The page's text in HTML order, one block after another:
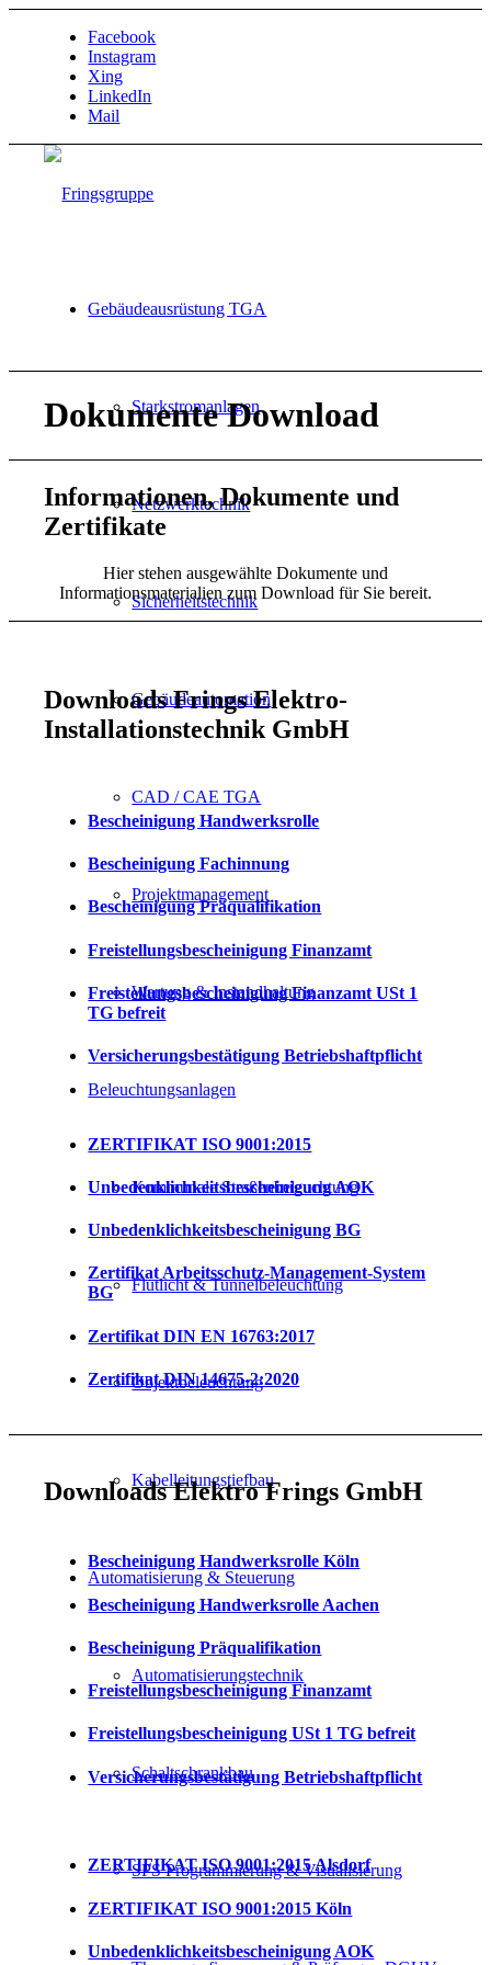
Facebook
Instagram
Xing
LinkedIn
Mail
Gebäudeausrüstung TGA
Starkstromanlagen
Netzwerktechnik
Sicherheitstechnik
Gebäudeautomation
CAD / CAE TGA
Projektmanagement
Wartung & Instandhaltung
Beleuchtungsanlagen
Kommunale Straßenbeleuchtung
Flutlicht & Tunnelbeleuchtung
Objektbeleuchtung
Kabelleitungstiefbau
Automatisierung & Steuerung
Automatisierungstechnik
Schaltschrankbau
SPS Programmierung & Visualisierung
Dokumente Download
Informationen, Dokumente und
Zertifikate
Hier stehen ausgewählte Dokumente und
Informationsmaterialien zum Download für Sie bereit.
Downloads Frings Elektro-
Installationstechnik GmbH
Bescheinigung Handwerksrolle
Bescheinigung Fachinnung
Bescheinigung Präqualifikation
Freistellungsbescheinigung Finanzamt
Freistellungsbescheinigung Finanzamt USt 1
TG befreit
Versicherungsbestätigung Betriebshaftpflicht
ZERTIFIKAT ISO 9001:2015
Unbedenklichkeitsbescheinigung AOK
Unbedenklichkeitsbescheinigung BG
Zertifikat Arbeitsschutz-Management-System
BG
Zertifikat DIN EN 16763:2017
Zertifikat DIN 14675-2:2020
Downloads Elektro Frings GmbH
Bescheinigung Handwerksrolle Köln
Bescheinigung Handwerksrolle Aachen
Bescheinigung Präqualifikation
Freistellungsbescheinigung Finanzamt
Freistellungsbescheinigung USt 1 TG befreit
Versicherungsbestätigung Betriebshaftpflicht
ZERTIFIKAT ISO 9001:2015 Alsdorf
ZERTIFIKAT ISO 9001:2015 Köln
Unbedenklichkeitsbescheinigung AOK